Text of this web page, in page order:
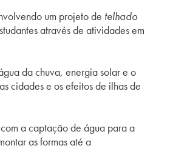
um projeto de telhado
através de atividades em
da chuva, energia solar e o
cidades e os efeitos de ilhas de
a captação de água para a
as formas até a